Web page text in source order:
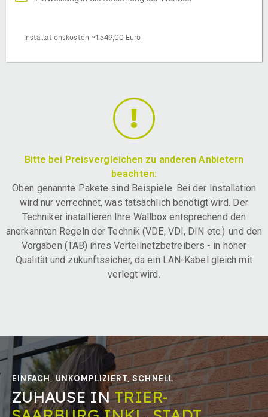
Installationskosten ~1.549,00 Euro
Bitte bei Preisvergleichen zu anderen Anbietern
beachten:
Oben genannte Pakete sind Beispiele. Bei der Installation
wird nur verrechnet, was tatsächlich benötigt wird. Der
Techniker installieren Ihre Wallbox entsprechend den
anerkannten Regeln der Technik (VDE, VDI, DIN etc.) und den
Vorgaben (TAB) ihres Verteilnetzbetreibers - in hoher
Qualität und zukunftssicher, da ein LAN-Kabel gleich mit
verlegt wird.
EINFACH, UNKOMPLIZIERT, SCHNELL
ZUHAUSE INTRIER-